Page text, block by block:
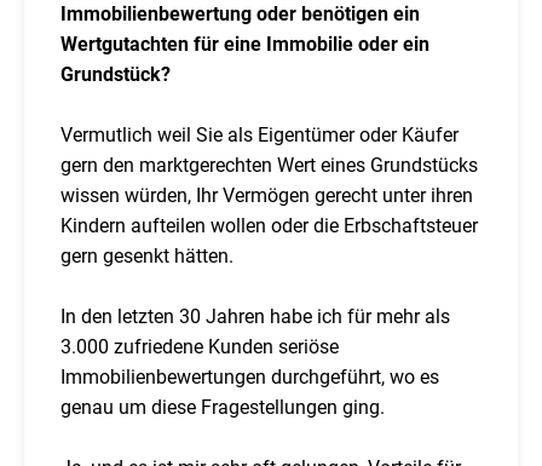
Immobilienbewertung oder benötigen ein
Wertgutachten für eine Immobilie oder ein
Grundstück?
Vermutlich weil Sie als Eigentümer oder Käufer
gern den marktgerechten Wert eines Grundstücks
wissen würden, Ihr Vermögen gerecht unter ihren
Kindern aufteilen wollen oder die Erbschaftsteuer
gern gesenkt hätten.
In den letzten 30 Jahren habe ich für mehr als
3.000 zufriedene Kunden seriöse
Immobilienbewertungen durchgeführt, wo es
genau um diese Fragestellungen ging.